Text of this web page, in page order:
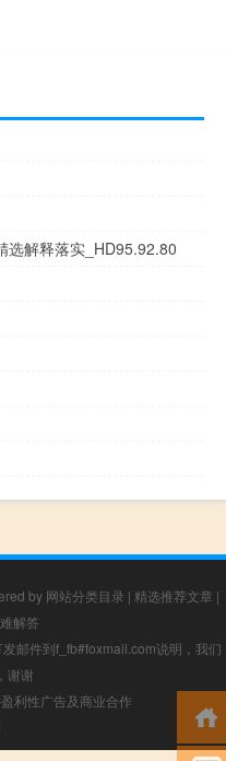
选解释落实_HD95.92.80
by 网站分类目录 | 精选推荐文章 |
解答
邮件到f_fb#foxmail.com说明，我们
谢谢
利性广告及商业合作